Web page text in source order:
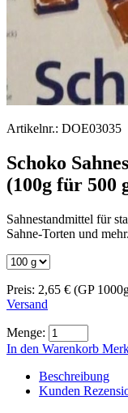
Artikelnr.: DOE03035
Schoko
(100g für 500
Sahnestandmittel für
Sahne-Torten und mehr.
Preis: 2,65 € (GP
Versand
Menge:
In den Warenkorb
Beschreibung
Kunden